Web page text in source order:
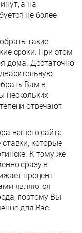
а на
не более
такие
сроки. При этом
дома. Достаточно
Вам в
нескольких
отвечают
нашего сайта
которые
К тому же
сразу в
процент
являются
поэтому Вы
для Вас